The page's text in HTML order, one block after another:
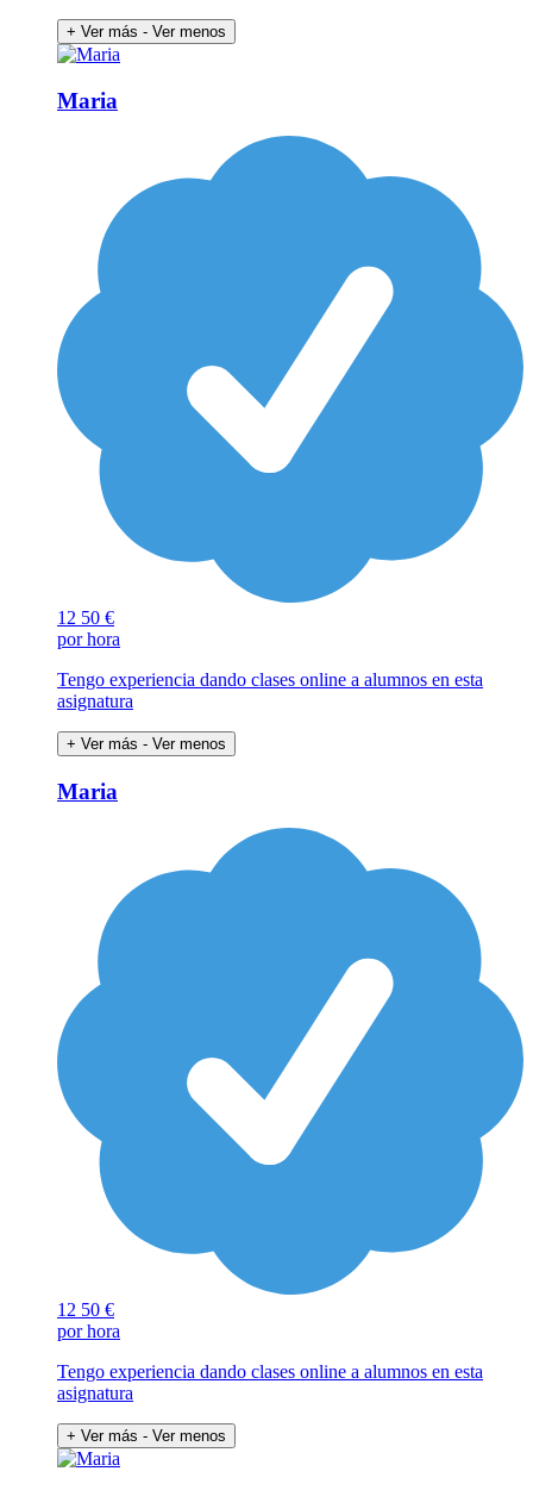
+ Ver más - Ver menos
Maria
12 50 €
por hora
Tengo experiencia dando clases online a alumnos en esta
asignatura
+ Ver más - Ver menos
Maria
12 50 €
por hora
Tengo experiencia dando clases online a alumnos en esta
asignatura
+ Ver más - Ver menos